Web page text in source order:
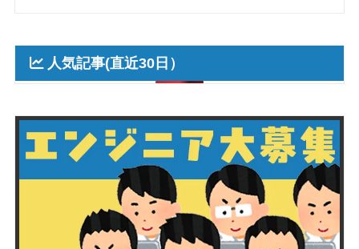
人気記事(直近30日）